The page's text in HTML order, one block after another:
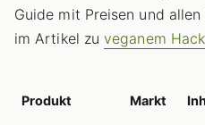
Guide mit Preisen und
im Artikel zuveganem
Produkt Markt